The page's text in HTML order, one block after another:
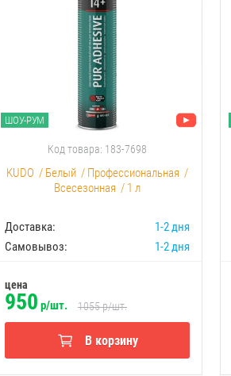
ШОУ-РУМ
Код товара: 183-7698
KUDO / Белый / Профессиональная /
Всесезонная / 1 л
Доставка:
1-2 дня
Самовывоз:
1-2 дня
цена
950 р/шт. 1055р/шт.
В корзину